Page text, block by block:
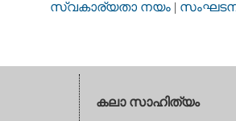
സ്വകാര്യതാ നയം |
കലാ സാഹിത്യം